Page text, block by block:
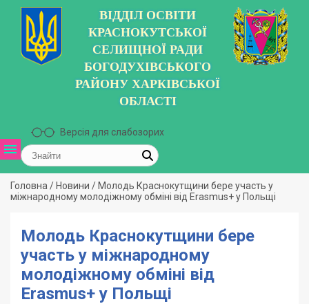
ВІДДІЛ ОСВІТИ
КРАСНОКУТСЬКОЇ
СЕЛИЩНОЇ РАДИ
БОГОДУХІВСЬКОГО
РАЙОНУ ХАРКІВСЬКОЇ
ОБЛАСТІ
Версія для слабозорих
Головна / Новини / Молодь Краснокутщини бере участь у
міжнародному молодіжному обміні від Erasmus+ у Польщі
Молодь Краснокутщини бере
участь у міжнародному
молодіжному обміні від
Erasmus+ у Польщі